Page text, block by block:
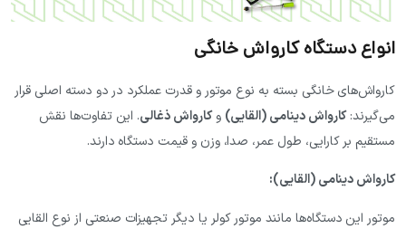
دستگاه کارواش خانگی
خانگی بسته به نوع موتور و قدرت عملکرد در دو دسته اصلی قرار
کارواش دینامی (القایی)وکارواش ذغالی. این تفاوت‌ها نقش
بر کارایی، طول عمر، صدا، وزن و قیمت دستگاه دارند.
دینامی (القایی):
این دستگاه‌ها مانند موتور کولر یا دیگر تجهیزات صنعتی از نوع القایی